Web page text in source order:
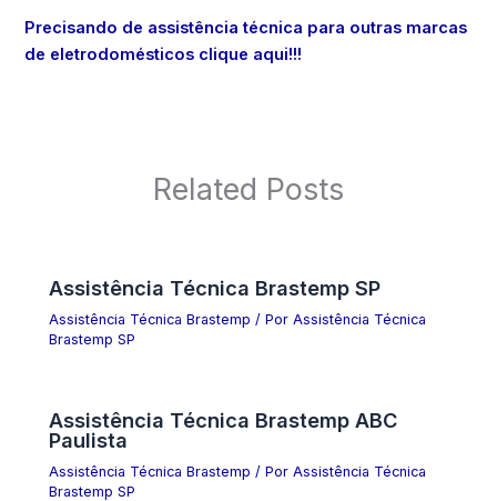
Precisando de assistência técnica para outras marcas
de eletrodomésticos clique aqui!!!
Related Posts
Assistência Técnica Brastemp SP
Assistência Técnica Brastemp / PorAssistência Técnica
Brastemp SP
Assistência Técnica Brastemp ABC
Paulista
Assistência Técnica Brastemp / PorAssistência Técnica
Brastemp SP